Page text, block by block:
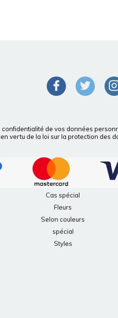
confidentialité de vos données
vertu de la loi sur la protection des
Cas spécial
Fleurs
Selon couleurs
spécial
Styles